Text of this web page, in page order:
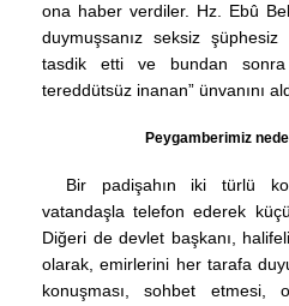
ona haber verdiler. Hz. Ebû
duymuşsanız seksiz
tasdik etti ve bundan
tereddütsüz inanan” ünvanını
Peygamberimiz
Bir padişahın iki türlü
vatandaşla telefon ederek
Diğeri de devlet başkanı,
olarak, emirlerini her tarafa
konuşması, sohbet etmesi,